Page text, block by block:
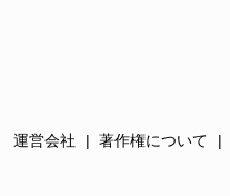
運営会社 著作権について